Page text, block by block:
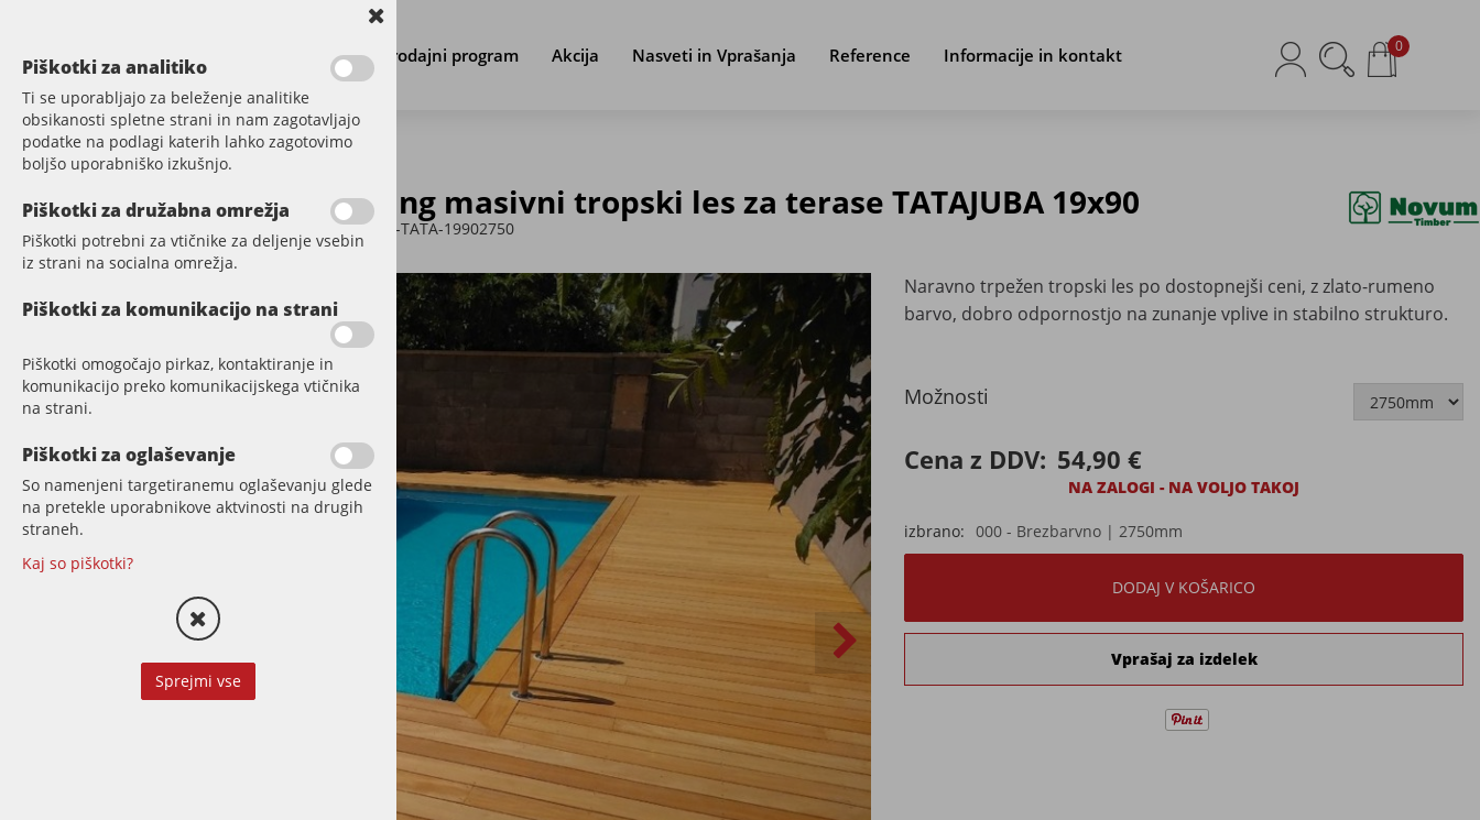
Prodajni program Akcija Nasveti in Vprašanja Reference Informacije in kontakt 0
PARKET
VINIL
DODATNI MATERIAL
TERASE
TATAJUBA
LETVE
STORITVE
Decking masivni tropski les za terase TATAJUBA 19x90
Šifra: TEDI-TATA-19902750
Naravno trpežen tropski les po dostopnejši ceni, z zlato-rumeno
barvo, dobro odpornostjo na zunanje vplive in stabilno strukturo.
Možnosti
Cena z DDV: 54,90 €
NA ZALOGI - NA VOLJO TAKOJ
izbrano 000 - Brezbarvno | 2750mm
DODAJ V KOŠARICO
Vprašaj za izdelek
Piškotki za analitiko
Ti se uporabljajo za beleženje analitike
obsikanosti spletne strani in nam zagotavljajo
podatke na podlagi katerih lahko zagotovimo
boljšo uporabniško izkušnjo.
Piškotki za družabna omrežja
Piškotki potrebni za vtičnike za deljenje vsebin
iz strani na socialna omrežja.
Piškotki za komunikacijo na strani
Piškotki omogočajo pirkaz, kontaktiranje in
komunikacijo preko komunikacijskega vtičnika
na strani.
Piškotki za oglaševanje
So namenjeni targetiranemu oglaševanju glede
na pretekle uporabnikove aktvinosti na drugih
straneh.
Kaj so piškotki?
Sprejmi vse